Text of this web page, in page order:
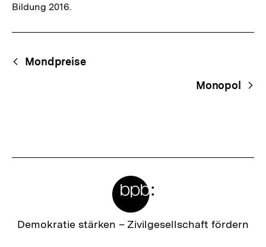
Bildung 2016.
Begriffsnavigation
Content-
Navigation
Mondpreise
Monopol
Zur
Demokratie stärken – Zivilgesellschaft fördern